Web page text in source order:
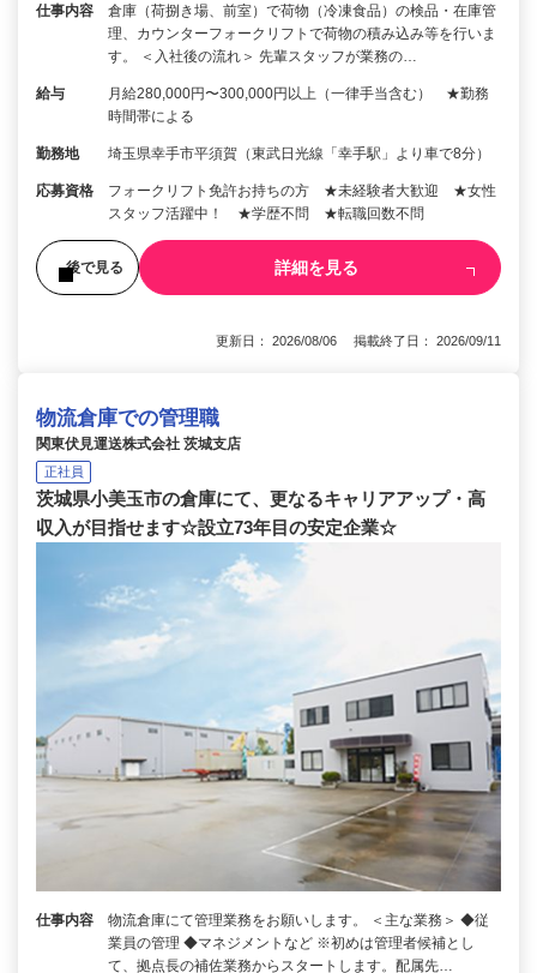
仕事内容
倉庫（荷捌き場、前室）で荷物（冷凍食品）の検品・在庫管
理、カウンターフォークリフトで荷物の積み込み等を行いま
す。 ＜入社後の流れ＞ 先輩スタッフが業務の…
給与
月給280,000円〜300,000円以上（一律手当含む） ★勤務
時間帯による
勤務地 埼玉県幸手市平須賀（東武日光線「幸手駅」より車で8分）
応募資格
フォークリフト免許お持ちの方 ★未経験者大歓迎 ★女性
スタッフ活躍中！ ★学歴不問 ★転職回数不問
後で見る 詳細を見る
更新日： 2026/08/06 掲載終了日： 2026/09/11
物流倉庫での管理職
関東伏見運送株式会社 茨城支店
正社員
茨城県小美玉市の倉庫にて、更なるキャリアアップ・高
収入が目指せます☆設立73年目の安定企業☆
仕事内容
物流倉庫にて管理業務をお願いします。 ＜主な業務＞ ◆従
業員の管理 ◆マネジメントなど ※初めは管理者候補とし
て、拠点長の補佐業務からスタートします。配属先…